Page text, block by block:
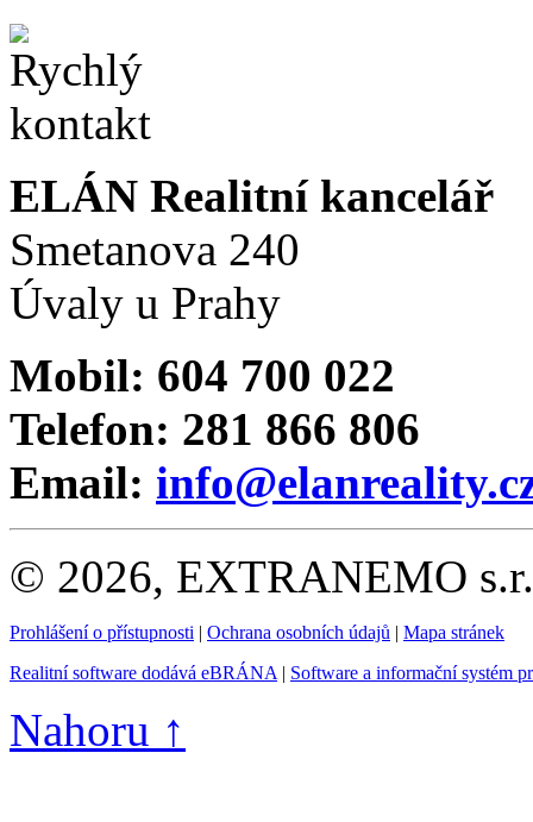
ELÁN Realitní kancelář
Smetanova 240
Úvaly u Prahy
Mobil: 604 700 022
Telefon: 281 866 806
Email:
© 2026, EXTRANEMO
Prohlášení o přístupnosti | Ochrana osobních údajů | Mapa stránek
Realitní software dodává eBRÁNA | Software a informační systém
Nahoru ↑